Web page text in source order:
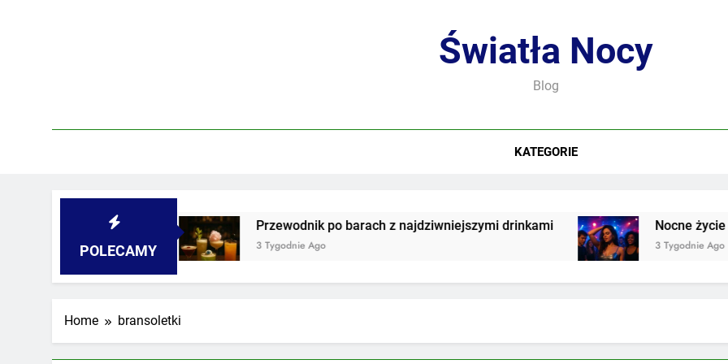
Światła Nocy
Blog
KATEGORIE
POLECAMY
i podwórkach Przewodnik po barach z najdziwniejszymi drinkami
3 Tygodnie Ago
Nocne życie we
3 Tygodnie Ago
Home bransoletki